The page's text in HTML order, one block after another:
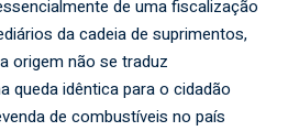
de uma fiscalização
da cadeia de suprimentos,
origem não se traduz
queda idêntica para o cidadão
de combustíveis no país